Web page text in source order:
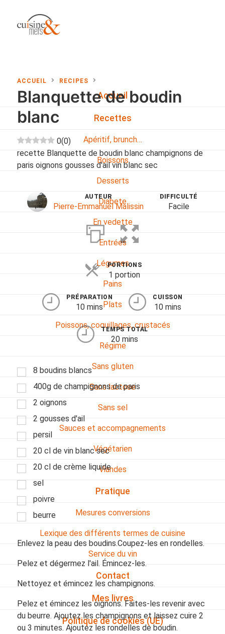
Accueil
Recettes
Apéritif, brunch…
Boissons
Desserts
Diabete
En vedette
Entrées
Légumes
Pains
Plats
Poissons, coquillages, crustacés
Régime
Sans gluten
Sans lactose
Sans sel
Sauces et accompagnements
Végétarien
Viandes
Pratique
Mesures conversions
Lexique des différents termes de cuisine
Service du vin
Contact
Mes livres
Politique de cookies (UE)
ACCUEIL RECIPES
Blanquette de boudin
blanc
0(0)
recette Blanquette de boudin blanc champignons de
paris oignons gousses d'ail vin blanc sec
AUTEUR
Pierre-Emmanuel Malissin
DIFFICULTÉ
Facile
PORTIONS
1 portion
PRÉPARATION
10 mins
CUISSON
10 mins
TEMPS TOTAL
20 mins
8 boudins blancs
400g de champignons de paris
2 oignons
2 gousses d'ail
persil
20 cl de vin blanc sec
20 cl de crème liquide
sel
poivre
beurre
Enlevez la peau des boudins.Coupez-les en rondelles.
Pelez et dégermez l'ail. Émincez-les.
Nettoyez et émincez les champignons.
Pelez et émincez les oignons. Faites-les revenir avec
du beurre. Ajoutez les champignons et laissez cuire 2
ou 3 minutes. Ajoutez les rondelles de boudin.